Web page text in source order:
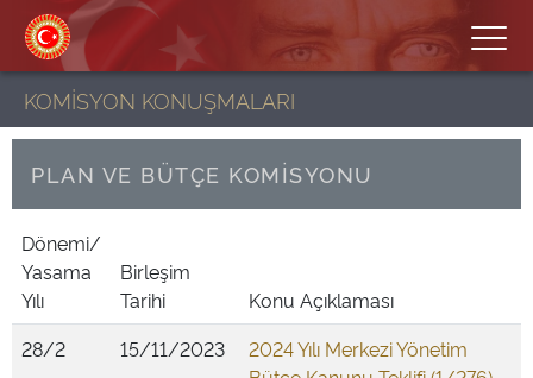
KOMİSYON KONUŞMALARI
PLAN VE BÜTÇE KOMİSYONU
Dönemi/
Yasama
Yılı
Birleşim
Tarihi
Konu Açıklaması
28/2
15/11/2023
2024 Yılı Merkezi Yönetim